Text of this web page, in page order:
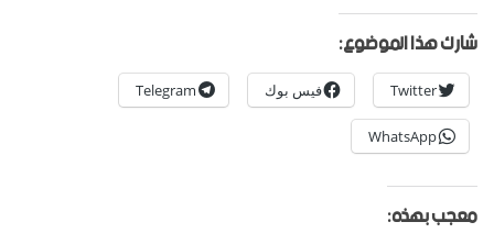
شارك هذا الموضوع:
Twitter فيس بوك Telegram
WhatsApp
معجب بهذه: